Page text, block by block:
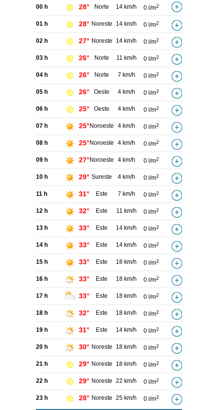
00 h 28° Norte 14 km/h 0 l/m2
01 h 28° Noreste 14 km/h 0 l/m2
02 h 27° Noreste 14 km/h 0 l/m2
03 h 26° Norte 11 km/h 0 l/m2
04 h 26° Norte 7 km/h 0 l/m2
05 h 26° Oeste 4 km/h 0 l/m2
06 h 25° Oeste 4 km/h 0 l/m2
07 h 25° Noroeste 4 km/h 0 l/m2
08 h 25° Noroeste 4 km/h 0 l/m2
09 h 27° Noroeste 4 km/h 0 l/m2
10 h 29° Sureste 4 km/h 0 l/m2
11 h 31° Este 7 km/h 0 l/m2
12 h 32° Este 11 km/h 0 l/m2
13 h 33° Este 14 km/h 0 l/m2
14 h 33° Este 14 km/h 0 l/m2
15 h 33° Este 18 km/h 0 l/m2
16 h 33° Este 18 km/h 0 l/m2
17 h 33° Este 18 km/h 0 l/m2
18 h 32° Este 18 km/h 0 l/m2
19 h 31° Este 14 km/h 0 l/m2
20 h 30° Noreste 18 km/h 0 l/m2
21 h 29° Noreste 18 km/h 0 l/m2
22 h 29° Noreste 22 km/h 0 l/m2
23 h 28° Noreste 25 km/h 0 l/m2